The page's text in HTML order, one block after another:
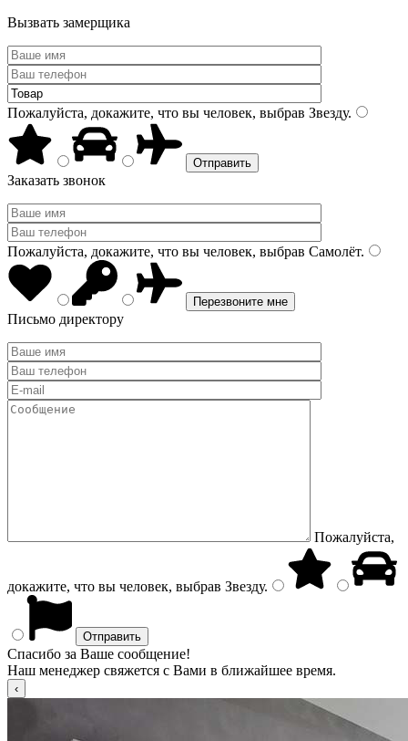
Вызвать замерщика
Пожалуйста, докажите, что вы человек, выбрав Звезду.
Заказать звонок
Пожалуйста, докажите, что вы человек, выбрав Самолёт.
Письмо директору
Пожалуйста,
докажите, что вы человек, выбрав Звезду.
Спасибо за Ваше сообщение!
Наш менеджер свяжется с Вами в ближайшее время.